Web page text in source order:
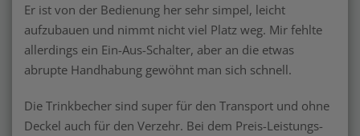
Er ist von der Bedienung her sehr simpel, leicht
aufzubauen und nimmt nicht viel Platz weg. Mir fehlte
allerdings ein Ein-Aus-Schalter, aber an die etwas
abrupte Handhabung gewöhnt man sich schnell.
Die Trinkbecher sind super für den Transport und ohne
Deckel auch für den Verzehr. Bei dem Preis-Leistungs-